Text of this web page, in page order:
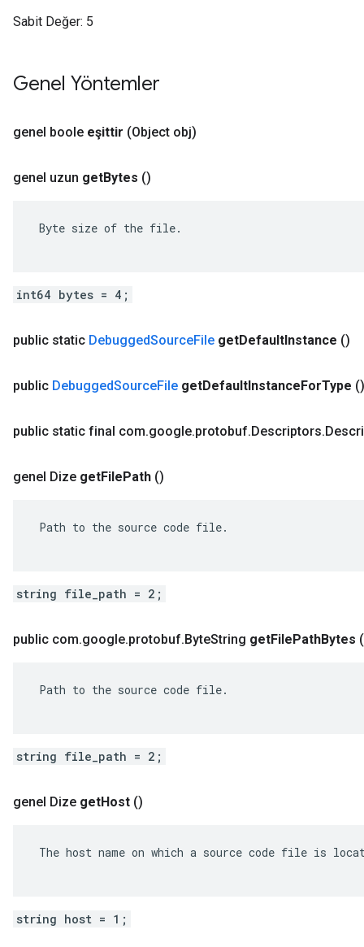
Sabit Değer: 5
Genel Yöntemler
genel boole eşittir (Object obj)
genel uzun getBytes ()
Byte size of the file.
int64 bytes = 4;
public static DebuggedSourceFile getDefaultInstance ()
public DebuggedSourceFile getDefaultInstanceForType ()
public static final com.google.protobuf.Descriptors.
genel Dize getFilePath ()
Path to the source code file.
string file_path = 2;
public com.google.protobuf.ByteString getFilePathBytes
Path to the source code file.
string file_path = 2;
genel Dize getHost ()
The host name on which a source code file is
string host = 1;